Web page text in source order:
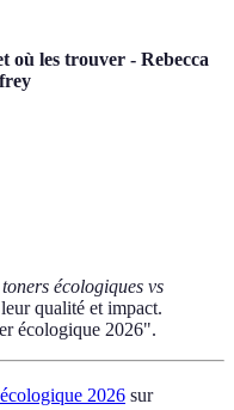
où les trouver - Rebecca
écologiques vs
qualité et impact.
écologique 2026".
2026 sur